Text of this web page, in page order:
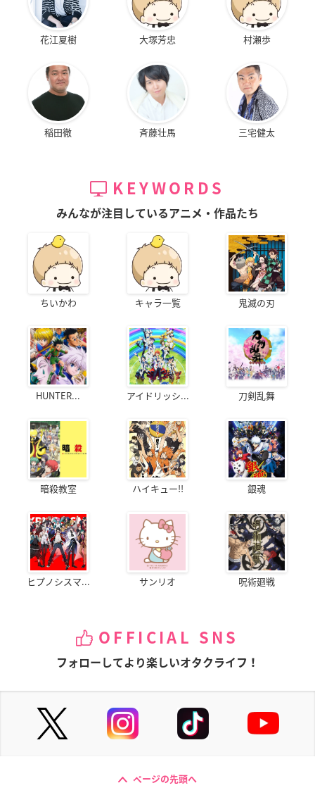
花江夏樹 大塚芳忠 村瀬歩
稲田徹 斉藤壮馬 三宅健太
KEYWORDS
みんなが注目しているアニメ・作品たち
ちいかわ キャラ一覧 鬼滅の刃
HUNTER... アイドリッシ... 刀剣乱舞
暗殺教室 ハイキュー!! 銀魂
ヒプノシスマ... サンリオ 呪術廻戦
OFFICIAL SNS
フォローしてより楽しいオタクライフ！
ページの先頭へ